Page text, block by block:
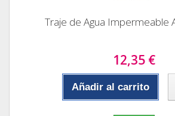
Traje de Agua Impermeable
12,35 €
Añadir al carrito